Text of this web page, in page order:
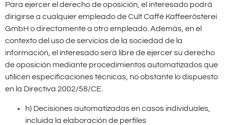
Para ejercer el derecho de oposición, el interesado podrá
dirigirse a cualquier empleado de Cult Caffè Kaffeerösterei
GmbH o directamente a otro empleado. Además, en el
contexto del uso de servicios de la sociedad de la
información, el interesado será libre de ejercer su derecho
de oposición mediante procedimientos automatizados que
utilicen especificaciones técnicas, no obstante lo dispuesto
en la Directiva 2002/58/CE.
h) Decisiones automatizadas en casos individuales,
incluida la elaboración de perfiles